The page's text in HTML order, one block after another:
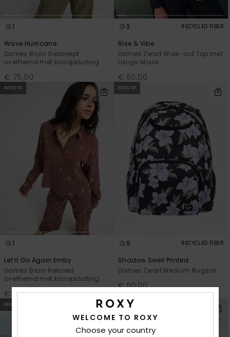
1
Wave Hurricane
Dames Bruin Gestreept
overhemd met knoopsluiting
€ 75,00
3 RECYCLED FIBER
Rise & Vibe
Dames Zwart Work-out Top met
Lange Mouw
€ 50,00
NIEUW
1
Let It Go Again Emby
Dames Bruin Relaxed
overhemd met knoopsluiting
€ 70,00
NIEUW
9 RECYCLED FIBER
Shadow Swell Printed
Dames Zwart Medium Rugzak
€ 50,00
NIEUW NIEUW
WELCOME TO ROXY
Choose your country